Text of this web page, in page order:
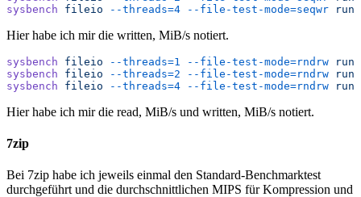
sysbench fileio --threads=4 --file-test-mode=seqwr run
Hier habe ich mir die written, MiB/s notiert.
sysbench fileio --threads=1 --file-test-mode=rndrw run
sysbench fileio --threads=2 --file-test-mode=rndrw run
sysbench fileio --threads=4 --file-test-mode=rndrw run
Hier habe ich mir die read, MiB/s und written, MiB/s notiert.
7zip
Bei 7zip habe ich jeweils einmal den Standard-Benchmarktest
durchgeführt und die durchschnittlichen MIPS für Kompression und